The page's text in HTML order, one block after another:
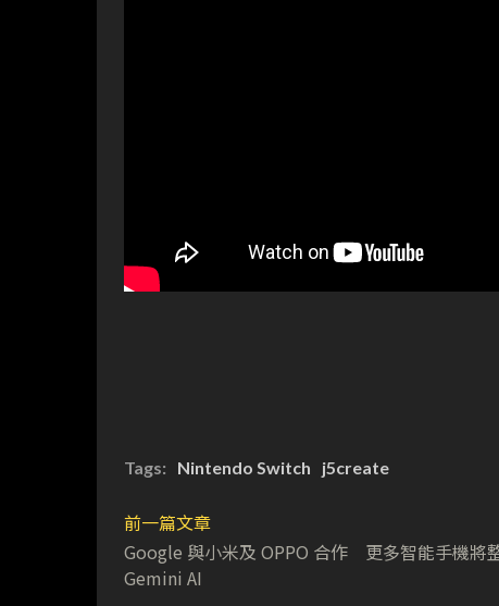
Tags: Nintendo Switch j5create
前一篇文章
Google 與小米及 OPPO 合作 更多智能手機將
Gemini AI